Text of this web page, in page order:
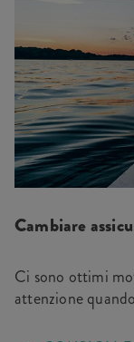
Cambiare
Ci sono ottimi
attenzione